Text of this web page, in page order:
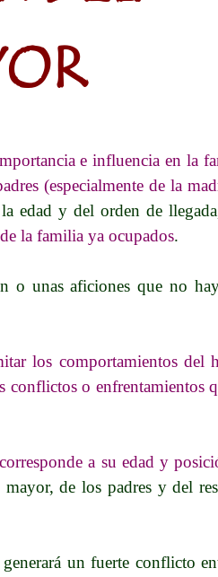
e influencia en la
(especialmente de la
edad y del orden de
la familia ya ocupados.
o unas aficiones que no
los comportamientos del
conflictos o enfrentamientos
a su edad y
de los padres y del
un fuerte conflicto